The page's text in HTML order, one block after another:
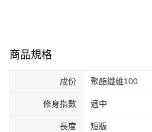
商品規格
成份 聚酯纖維100
修身指數 適中
長度 短版